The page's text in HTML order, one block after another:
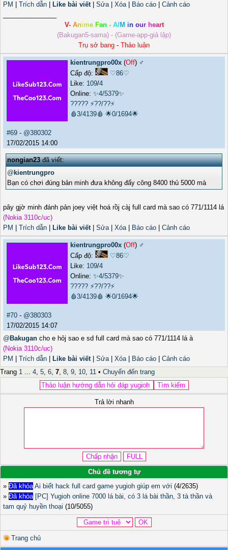
PM
Trích dẫn Like bài viết| Sửa| Xóa| Báo cáo
Cảnh cáo
V- Anime Fan - A/M in our heart
(Bakugan5-sama) - (Game-app-giả lập)
Trụ sở bang - Thảo luận
kientrungpro00x (Off) ♂️
Cấp độ:
♡86♡
Like: 109/4
Online: ✨4/5379✨
????? ⚡??/??⚡
🩸3/4139🩸 🌟0/1694🌟
#69 - @380302
17/02/2015 14:00
nongian23đã viết:
@ kientrungpro
Bạn có chơi đúng bản minh đưa không đấy công 8400 thủ 5000 mà
pây gjờ minh đánh pản joey việt hoá rồj càj full card mà sao có 771/1114 lá
(Nokia 3110c/uc)
PM
Trích dẫn Like bài viết| Sửa| Xóa| Báo cáo Cảnh cáo
kientrungpro00x (Off) ♂️
Cấp độ:
♡86♡
Like: 109/4
Online: ✨4/5379✨
????? ⚡??/??⚡
🩸3/4139🩸 🌟0/1694🌟
#70 - @380303
17/02/2015 14:07
@ Bakugan cho e hỏj sao e sd full card mà sao có 771/1114 lá à
(Nokia 3110c/uc)
PM
Trích dẫn Like bài viết| Sửa| Xóa| Báo cáo
Cảnh cáo
Trang 1 ... 4, 5, 6, 7, 8, 9, 10, 11 • Chuyển đến trang
Trả lời nhanh
Chủ đề tương tự
» Đã khóa Ai biết hack full card game yugioh giúp em với (4/2635)
» Đã khóa [PC] Yugioh online 7000 lá bài, có 3 lá bài thần, 3 tà thần và
tam quỷ huyền thoại (10/5055)
Trang chủ